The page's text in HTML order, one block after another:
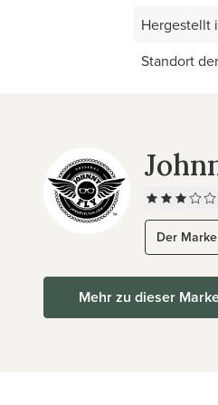
Hergestellt
Standort
Der
Mehr zu dieser